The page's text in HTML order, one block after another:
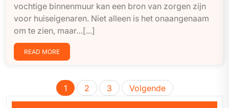
vochtige binnenmuur kan een bron van zorgen zijn
voor huiseigenaren. Niet alleen is het onaangenaam
om te zien, maar…[...]
READ MORE
Berichten
paginering
1 2 3 Volgende